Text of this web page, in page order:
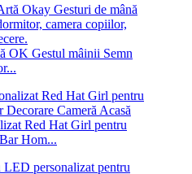
OK Gestul mâinii Semn
Red Hat Girl pentru
Hom...